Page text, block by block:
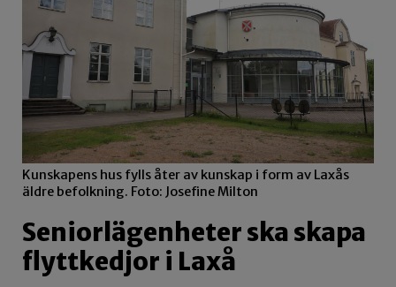
Kunskapens hus fylls åter av kunskap i form av Laxås
äldre befolkning. Foto: Josefine Milton
Seniorlägenheter ska skapa
flyttkedjor i Laxå